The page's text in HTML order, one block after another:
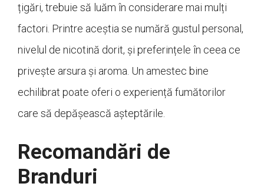
țigări, trebuie să luăm în considerare mai mulți
factori. Printre aceștia se numără gustul personal,
nivelul de nicotină dorit, și preferințele în ceea ce
privește arsura și aroma. Un amestec bine
echilibrat poate oferi o experiență fumătorilor
care să depășească așteptările.
Recomandări de
Branduri